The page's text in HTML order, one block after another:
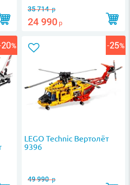
35 714р
24 990 р
LEGO Technic Вертолёт
9396
49 990р